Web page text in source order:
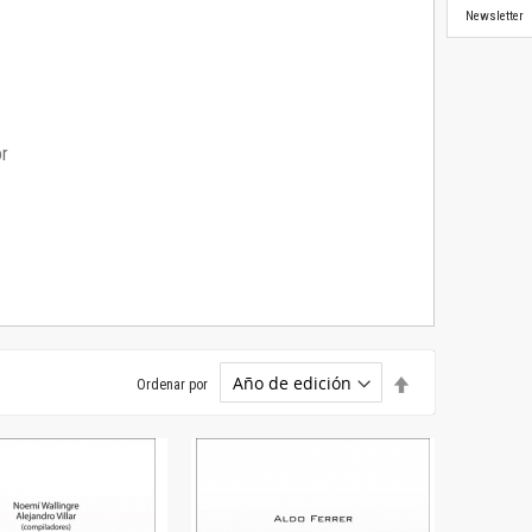
Ordenar por
descendente
Newsletter